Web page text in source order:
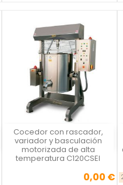
Cocedor con rascador,
variador y basculación
motorizada de alta
temperatura C120CSEI
Precio0,00 €

Vista rápida